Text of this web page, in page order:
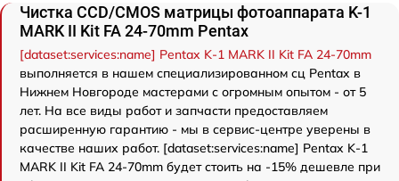
Чистка CCD/CMOS матрицы фотоаппарата K-1
MARK II Kit FA 24-70mm Pentax
[dataset:services:name] Pentax K-1 MARK II Kit FA 24-70mm
выполняется в нашем специализированном сц Pentax в
Нижнем Новгороде мастерами с огромным опытом - от 5
лет. На все виды работ и запчасти предоставляем
расширенную гарантию - мы в сервис-центре уверены в
качестве наших работ. [dataset:services:name] Pentax K-1
MARK II Kit FA 24-70mm будет стоить на -15% дешевле при